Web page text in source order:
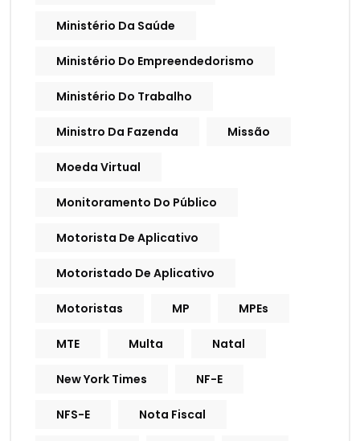
Ministério Da Saúde
Ministério Do Empreendedorismo
Ministério Do Trabalho
Ministro Da Fazenda Missão
Moeda Virtual
Monitoramento Do Público
Motorista De Aplicativo
Motoristado De Aplicativo
Motoristas MP MPEs
MTE Multa Natal
New York Times NF-E
NFS-E Nota Fiscal